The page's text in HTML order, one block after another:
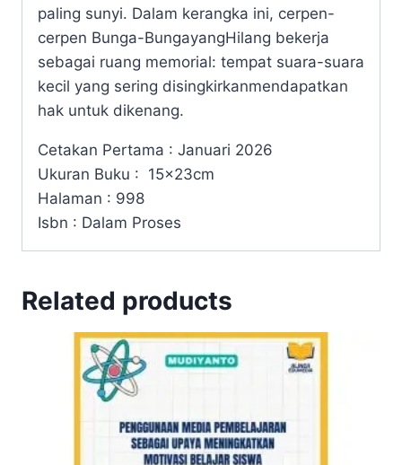
paling sunyi. Dalam kerangka ini, cerpen-
cerpen Bunga-BungayangHilang bekerja
sebagai ruang memorial: tempat suara-suara
kecil yang sering disingkirkanmendapatkan
hak untuk dikenang.
Cetakan Pertama : Januari 2026
Ukuran Buku : 15x23cm
Halaman : 998
Isbn : Dalam Proses
Related products